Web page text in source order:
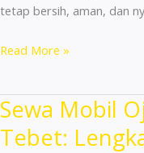
tetap bersih, aman, dan
Sewa
Ojek
Online
Daerah
Read More »
Sewa Mobil
Tebet: